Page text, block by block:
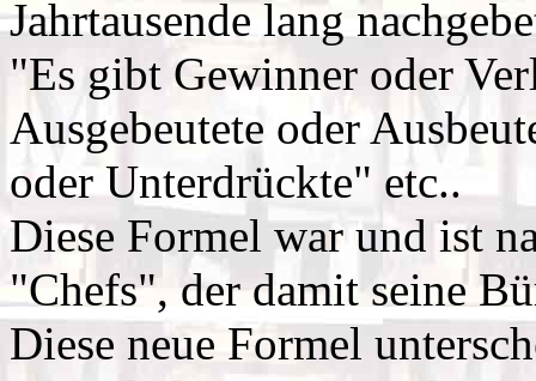
Jahrtausende lang
"Es gibt Gewinner oder
Ausgebeutete oder
oder Unterdrückte" etc..
Diese Formel war und ist
"Chefs", der damit seine
Diese neue Formel